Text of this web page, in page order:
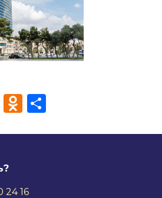
EmailOdnoklassniki
24 16